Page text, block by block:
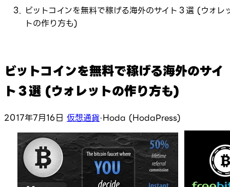
ビットコインを無料で稼げる海外のサイト３選 (ウォレ
トの作り方も)
ビットコインを無料で稼げる海外のサイ
ト３選 (ウォレットの作り方も)
2017年7月16日 仮想通貨·Hoda (HodaPress)